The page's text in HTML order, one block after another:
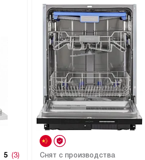
5 (3) Снят с производства